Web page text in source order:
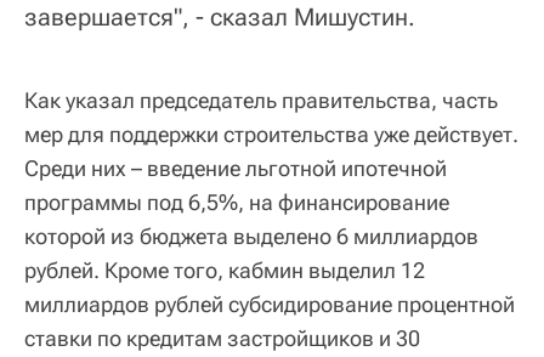
завершается", - сказал Мишустин.
Как указал председатель правительства, часть
мер для поддержки строительства уже действует.
Среди них – введение льготной ипотечной
программы под 6,5%, на финансирование
которой из бюджета выделено 6 миллиардов
рублей. Кроме того, кабмин выделил 12
миллиардов рублей субсидирование процентной
ставки по кредитам застройщиков и 30